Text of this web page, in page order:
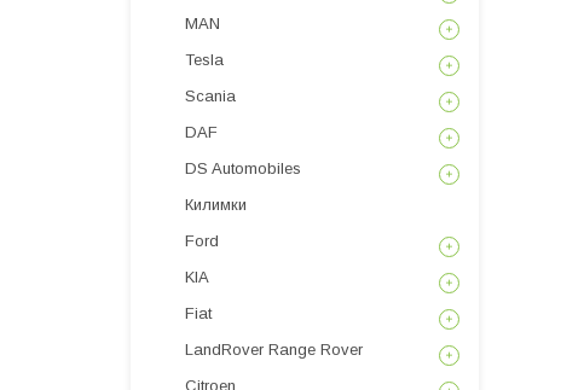
MAN
Tesla
Scania
DAF
DS Automobiles
Килимки
Ford
KIA
Fiat
LandRover Range Rover
Citroen